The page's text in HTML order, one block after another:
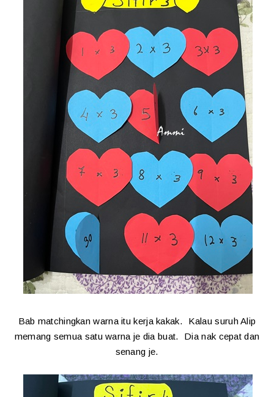
Bab matchingkan warna itu kerja kakak. Kalau suruh Alip
memang semua satu warna je dia buat. Dia nak cepat dan
senang je.